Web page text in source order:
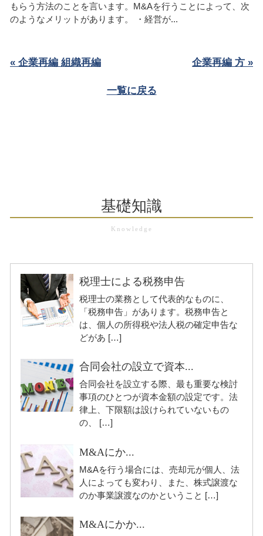
もらう方法のことを言います。M&Aを行うことによって、次
のようなメリットがあります。 ・経営が...
« 企業再編 組織再編 企業再編 方 »
一覧に戻る
基礎知識
税理士による税務申告
税理士の業務として代表的なものに、
「税務申告」があります。税務申告と
は、個人の所得税や法人税の確定申告な
どがあ […]
合同会社の設立で資本...
合同会社を設立する際、最も重要な検討
事項のひとつが資本金額の設定です。法
律上、下限額は設けられていないもの
の、 […]
M&Aにか...
M&Aを行う場合には、売却元が個人、法
人によっても変わり、また、株式譲渡な
のか事業譲渡なのかということ […]
M&Aにかか...